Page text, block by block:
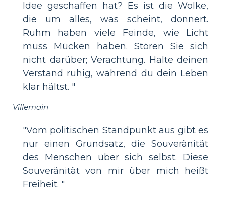
Idee geschaffen hat? Es ist die Wolke,
die um alles, was scheint, donnert.
Ruhm haben viele Feinde, wie Licht
muss Mücken haben. Stören Sie sich
nicht darüber; Verachtung. Halte deinen
Verstand ruhig, während du dein Leben
klar hältst. "
Villemain
"Vom politischen Standpunkt aus gibt es
nur einen Grundsatz, die Souveränität
des Menschen über sich selbst. Diese
Souveränität von mir über mich heißt
Freiheit. "